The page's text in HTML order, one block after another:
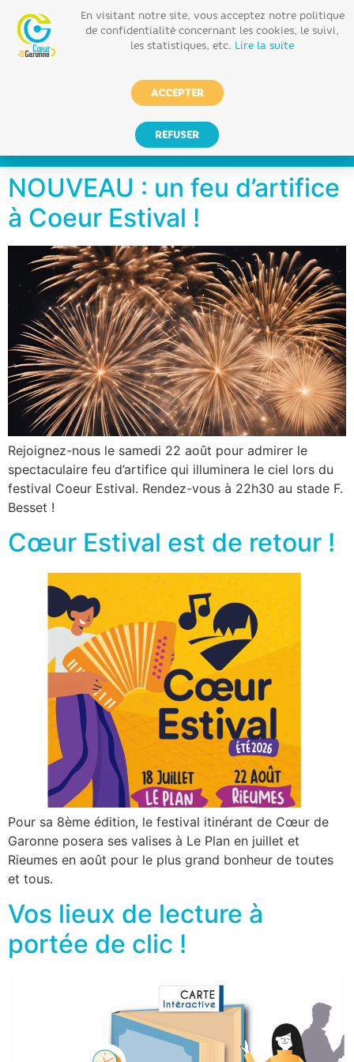
NOUVEAU : un feu d’artifice
à Coeur Estival !
Rejoignez-nous le samedi 22 août pour admirer le
spectaculaire feu d’artifice qui illuminera le ciel lors du
festival Coeur Estival. Rendez-vous à 22h30 au stade F.
Besset !
Cœur Estival est de retour !
Pour sa 8ème édition, le festival itinérant de Cœur de
Garonne posera ses valises à Le Plan en juillet et
Rieumes en août pour le plus grand bonheur de toutes
et tous.
Vos lieux de lecture à
portée de clic !
En visitant notre site, vous acceptez notre politique
de confidentialité concernant les cookies, le suivi,
les statistiques, etc. Lire la suite
ACCEPTER
REFUSER